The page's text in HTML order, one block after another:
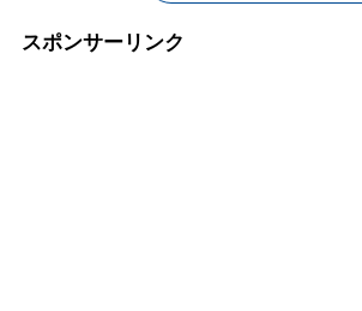
スポンサーリンク